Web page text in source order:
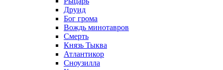
Друид
Бог грома
Вождь минотавров
Смерть
Князь Тыква
Атлантикор
Сноузилла